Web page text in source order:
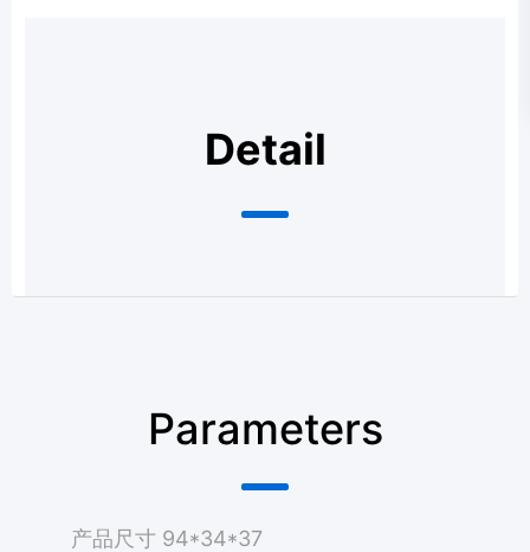
Detail
Parameters
产品尺寸 94*34*37